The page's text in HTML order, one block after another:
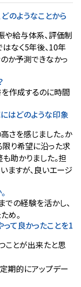
のようなことから
や給与体系、評価制
なく5年後、10年
か予測できなかっ
作成するのに時間
はどのような印象
さを感じました。か
り希望に沿った求
助かりました。担
ますが、良いエージ
での経験を活かし、
め。
て良かったことを1
ことが出来たと思
期的にアップデー